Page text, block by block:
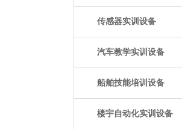
传感器实训设备
汽车教学实训设备
船舶技能培训设备
楼宇自动化实训设备